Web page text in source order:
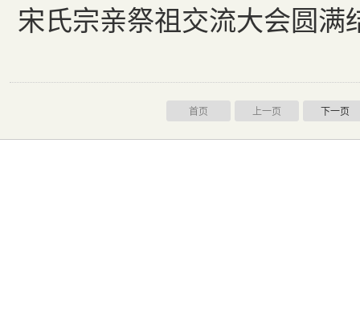
宋氏宗亲祭祖交流大会圆满